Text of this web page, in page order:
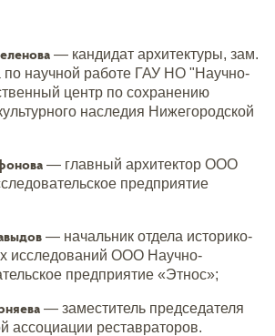
— кандидат архитектуры, зам.
по научной работе ГАУ НО "Научно-
центр по сохранению
наследия Нижегородской
— главный архитектор ООО
предприятие
— начальник отдела историко-
исследований ООО Научно-
предприятие «Этнос»;
— заместитель председателя
ассоциации реставраторов.